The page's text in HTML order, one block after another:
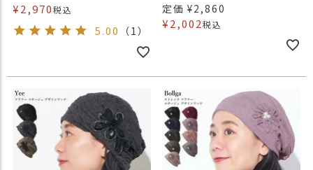
¥2,970税込
5.00 （1）
定価 ¥2,860
¥2,002税込